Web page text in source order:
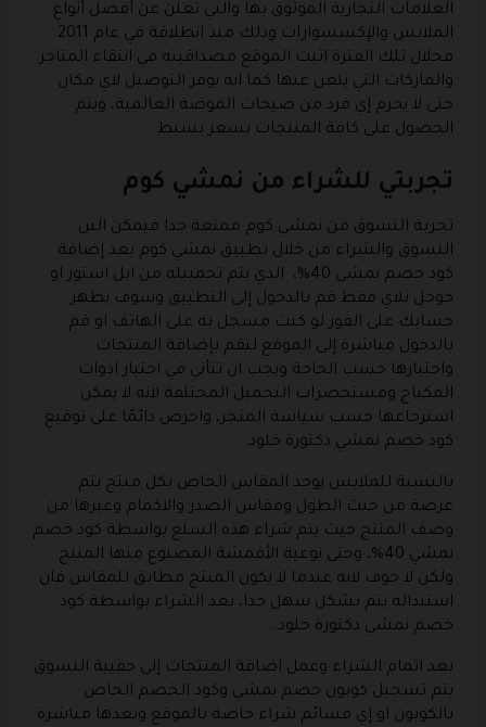
العلامات التجارية الموثوق بها والتي تعلن عن أفضل أنواع
الملابس والإكسسوارات وذلك منذ انطلاقة في عام 2011
فخلال تلك الفترة اثبت الموقع مصداقيته في انتقاء المتاجر
والماركات التي يلعن عنها كما انه يوفر التوصيل لاي مكان
حتى لا يحرم إي فرد من صيحات الموضة العالمية، ويتم
الحصول على كافة المنتجات بسعر بسيط .
تجربتي للشراء من نمشي كوم
تجربة التسوق من نمشي كوم ممتعة جدا فيمكن الىن
التسوق والشراء من خلال تطبيق نمشي كوم بعد إضافة
كود خصم نمشي 40%، الذي يتم تحمييله من ابل استور او
جوجل بلاي فقط قم بالدخول إلى التطبيق وسوف يظهر
حسابك على الفور لو كنت مسجل به على الهاتف او قم
بالدخول مباشرة إلى الموقع لتقم بإضافة المنتجات
واختيارها حسب الحاجة ويجب ان تتأني في اختيار ادوات
المكياج ومستحضرات التجميل المختلفة لانه لا يمكن
استرجاعها حسب سياسة المتجر، واحرص دائمًا على توقيع
كود خصم نمشي دكتورة خلود.
بالنسبة للملابس يوجد المقاس الخاص بكل منتج يتم
عرضة من حيث الطول ومقاس الصدر والاكمام وغيرها من
وصف المنتج حيث يتم شراء هذه السلع بواسطة كود خصم
نمشي 40%، وحتى نوعية الأقمشة المصنوع منها المنتج
ولكن لا خوف لانه عندما لا يكون المنتج مطابق للمقاس فان
استبداله يتم بشكل سهل جدا، بعد الشراء بواسطة كود
خصم نمشي دكتورة خلود..
بعد اتمام الشراء وعمل اضافة المنتجات إلى حقيبة التسوق
يتم تسجيل كوبون خصم نمشي وكود الخصم الخاص
بالكوبون او إي قسائم شراء خاصة بالموقع وبعدها مباشرة